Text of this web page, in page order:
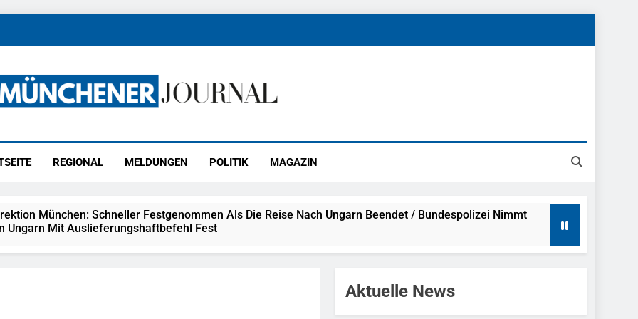
REGIONAL MELDUNGEN POLITIK MAGAZIN
München: Schneller Festgenommen Als Die Reise Nach Ungarn Beendet / Bundespolizei Nimmt
Ungarn Mit Auslieferungshaftbefehl Fest
Aktuelle News